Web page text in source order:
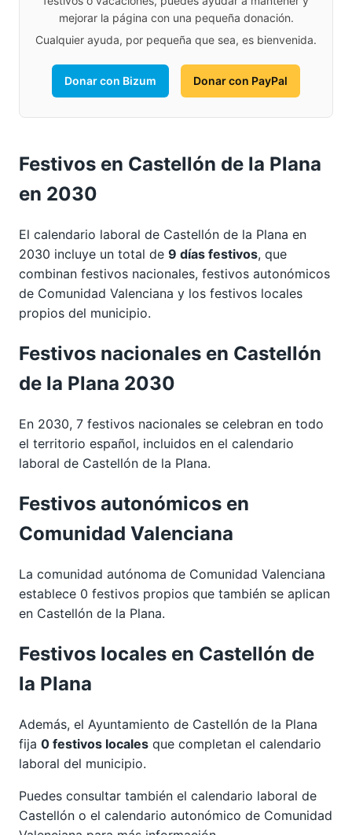
mejorar la página con una pequeña donación.
Cualquier ayuda, por pequeña que sea, es bienvenida.
Donar con Bizum Donar con PayPal
Festivos en Castellón de la Plana
en 2030
El calendario laboral de Castellón de la Plana en
2030 incluye un total de 9 días festivos, que
combinan festivos nacionales, festivos autonómicos
de Comunidad Valenciana y los festivos locales
propios del municipio.
Festivos nacionales en Castellón
de la Plana 2030
En 2030, 7 festivos nacionales se celebran en todo
el territorio español, incluidos en el calendario
laboral de Castellón de la Plana.
Festivos autonómicos en
Comunidad Valenciana
La comunidad autónoma de Comunidad Valenciana
establece 0 festivos propios que también se aplican
en Castellón de la Plana.
Festivos locales en Castellón de
la Plana
Además, el Ayuntamiento de Castellón de la Plana
fija 0 festivos locales que completan el calendario
laboral del municipio.
Puedes consultar también el calendario laboral de
Castellón o el calendario autonómico de Comunidad